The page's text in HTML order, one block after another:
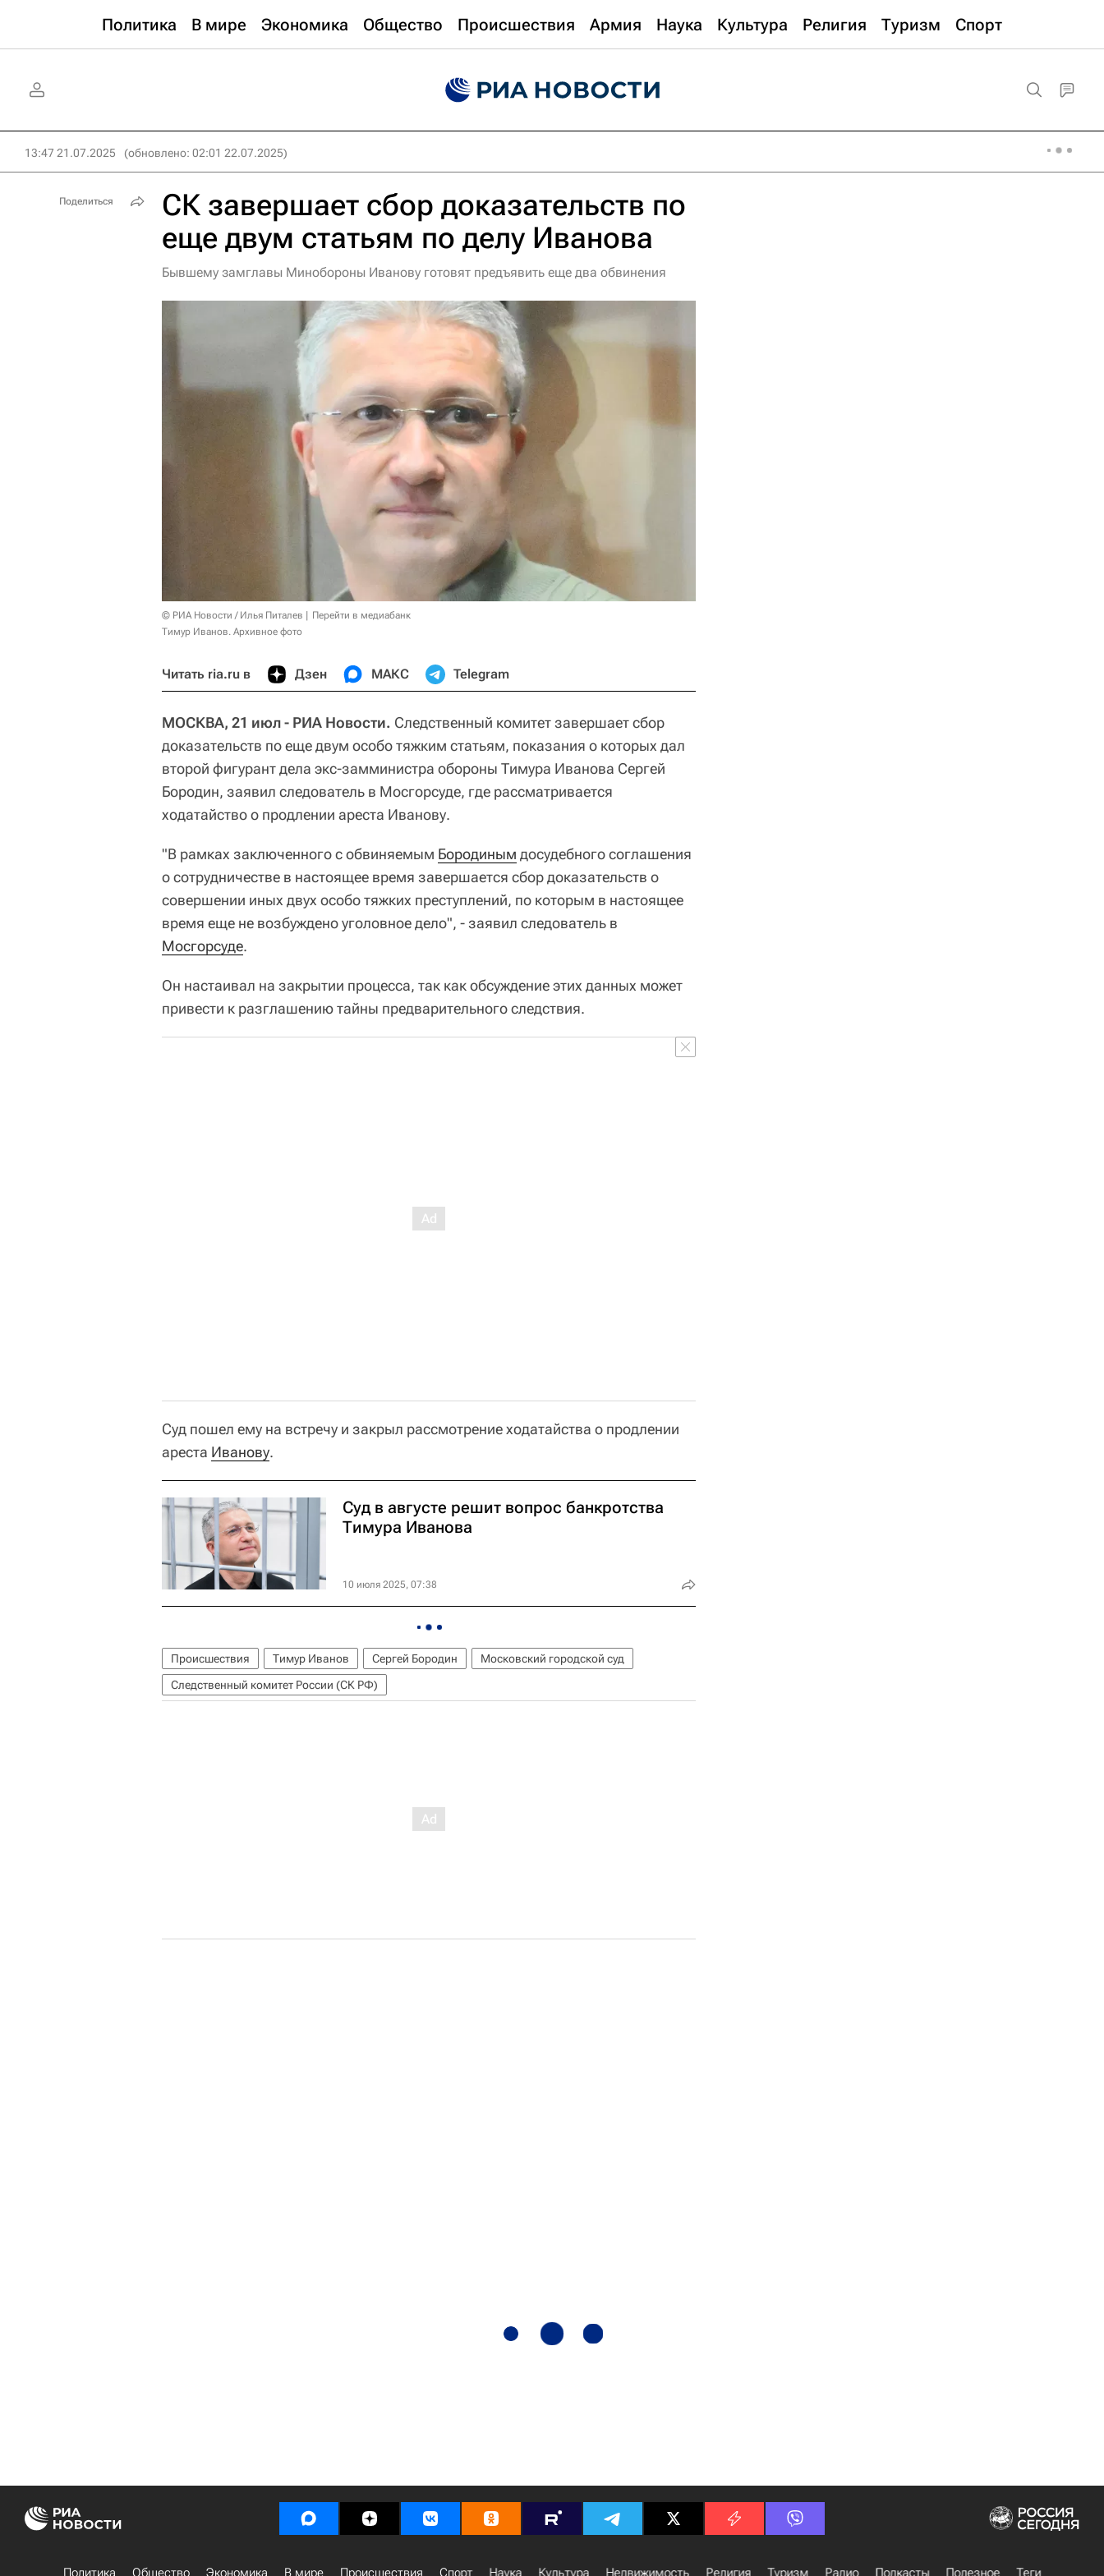
Политика В мире Экономика Общество Происшествия Армия Наука Культура Религия Туризм Спорт
13:47 21.07.2025 (обновлено: 02:01 22.07.2025)
СК завершает сбор доказательств по
еще двум статьям по делу Иванова
Бывшему замглавы Минобороны Иванову готовят предъявить еще два обвинения
© РИА Новости / Илья Питалев
Перейти в медиабанк
Тимур Иванов. Архивное фото
Читать ria.ru в Дзен МАКС Telegram
МОСКВА, 21 июл - РИА Новости. Следственный комитет завершает сбор
доказательств по еще двум особо тяжким статьям, показания о которых дал
второй фигурант дела экс-замминистра обороны Тимура Иванова Сергей
Бородин, заявил следователь в Мосгорсуде, где рассматривается
ходатайство о продлении ареста Иванову.
"В рамках заключенного с обвиняемым Бородиным досудебного соглашения
о сотрудничестве в настоящее время завершается сбор доказательств о
совершении иных двух особо тяжких преступлений, по которым в настоящее
время еще не возбуждено уголовное дело", - заявил следователь в
Мосгорсуде.
Он настаивал на закрытии процесса, так как обсуждение этих данных может
привести к разглашению тайны предварительного следствия.
Суд пошел ему на встречу и закрыл рассмотрение ходатайства о продлении
ареста Иванову.
Суд в августе решит вопрос банкротства
Тимура Иванова
10 июля 2025, 07:38
Происшествия Тимур Иванов Сергей Бородин
Московский городской суд
Следственный комитет России (СК РФ)
Поделиться
Политика Общество Экономика В мире Происшествия Спорт Наука Культура Недвижимость Религия Туризм Радио Подкасты Полезное Теги